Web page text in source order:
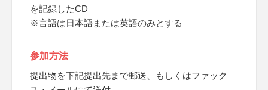
を記録したCD
※言語は日本語または英語のみとする
参加方法
提出物を下記提出先まで郵送、もしくはファック